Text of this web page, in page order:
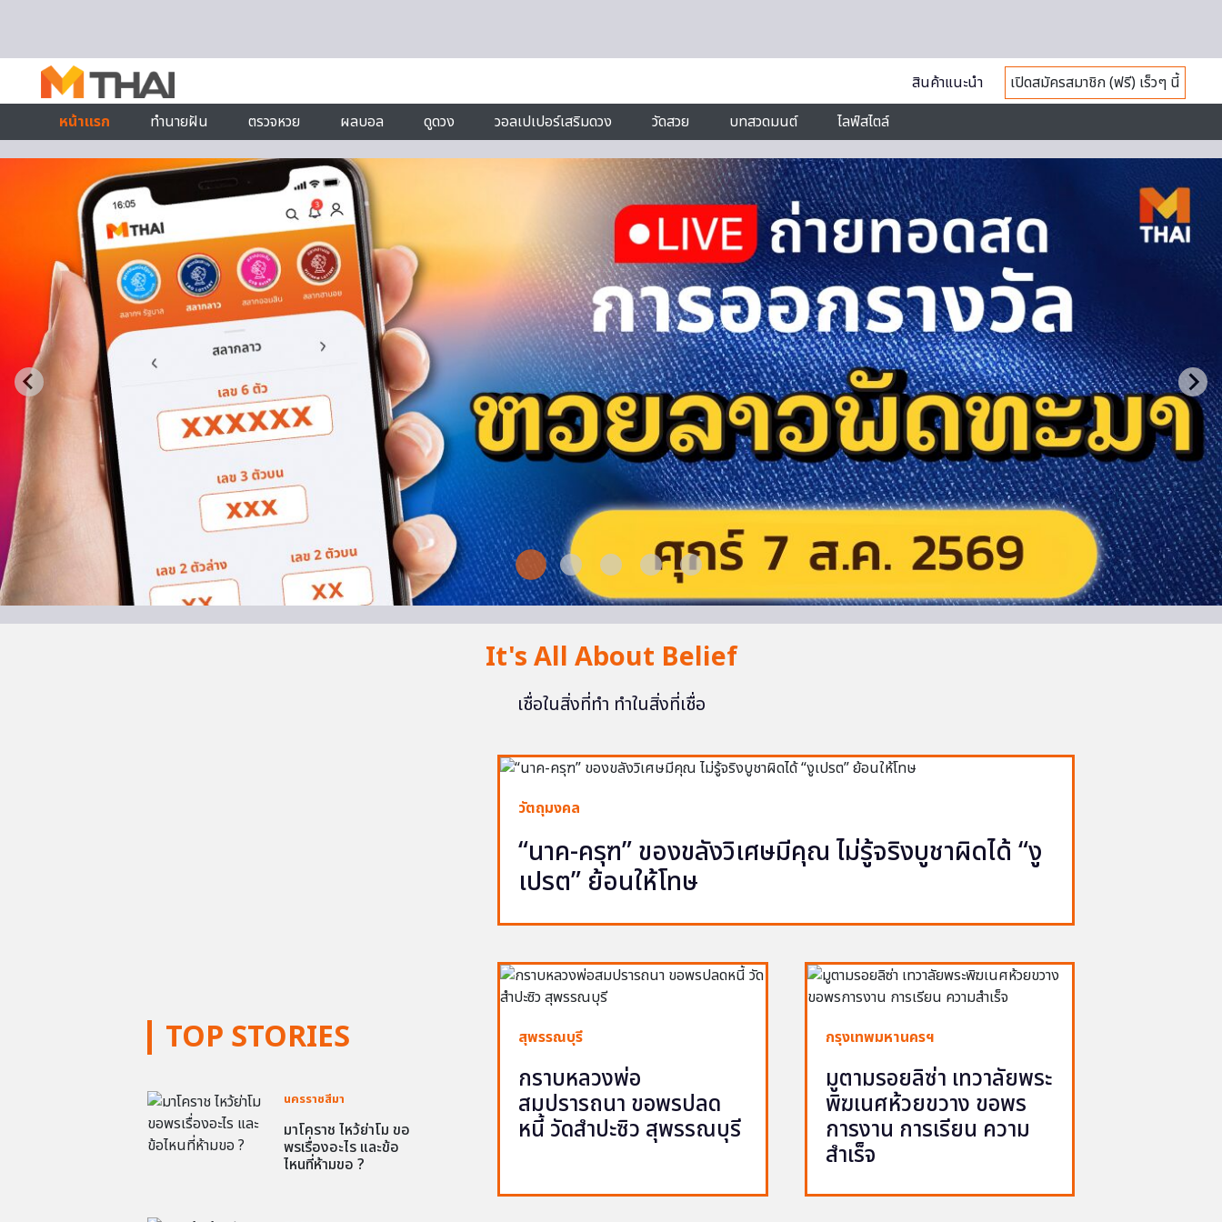
สินค้าแนะนำ
เปิดสมัครสมาชิก (ฟรี) เร็วๆ นี้
หน้าแรก
ทำนายฝัน ตรวจหวย ผลบอล ดูดวง วอลเปเปอร์เสริมดวง วัดสวย บทสวดมนต์ ไลฟ์สไตล์
It's All About Belief
เชื่อในสิ่งที่ทำ ทำในสิ่งที่เชื่อ
TOP STORIES
นครราชสีมา
มาโคราช ไหว้ย่าโม ขอ
พรเรื่องอะไร และข้อ
ไหนที่ห้ามขอ ?
วัตถุมงคล
“นาค-ครุฑ” ของขลังวิเศษมีคุณ ไม่รู้จริงบูชาผิดได้ “งู
เปรต” ย้อนให้โทษ
สุพรรณบุรี
กราบหลวงพ่อ
สมปรารถนา ขอพรปลด
หนี้ วัดสำปะซิว สุพรรณบุรี
กรุงเทพมหานครฯ
มูตามรอยลิซ่า เทวาลัยพระ
พิฆเนศห้วยขวาง ขอพร
การงาน การเรียน ความ
สำเร็จ